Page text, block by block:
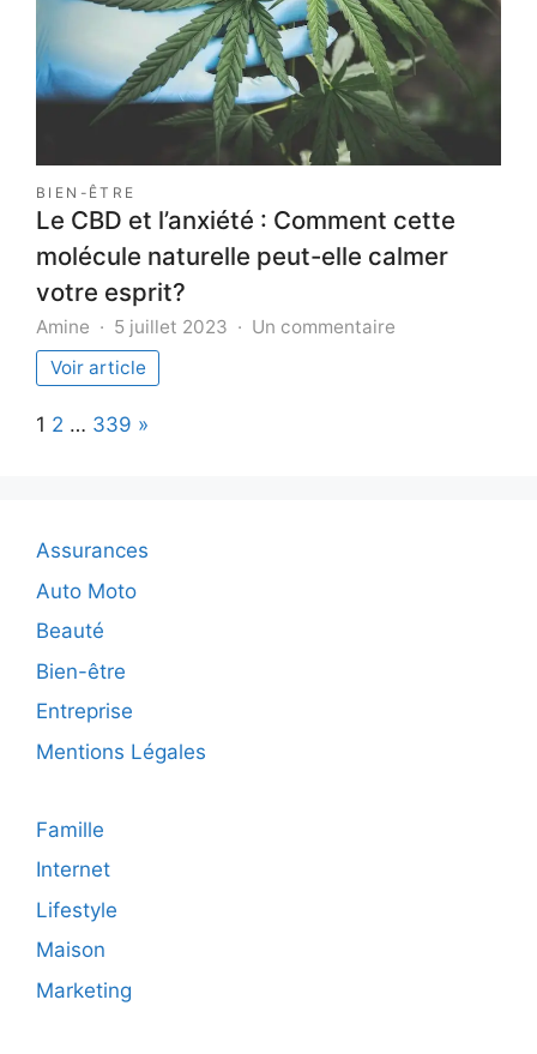
Thème
Original
à
Maison
BIEN-ÊTRE
Le CBD et l’anxiété : Comment cette
molécule naturelle peut-elle calmer
votre esprit?
Amine 5 juillet 2023 Un commentaire
Voir article
Page:
1 2 … 339 Next
»
Assurances
Auto Moto
Beauté
Bien-être
Entreprise
Mentions Légales
Famille
Internet
Lifestyle
Maison
Marketing